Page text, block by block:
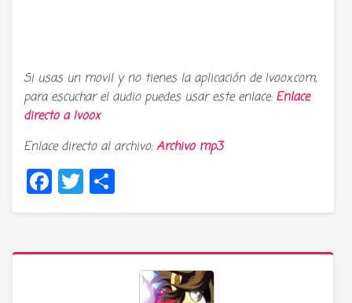
Si usas un movil y no tienes la aplicación de Ivoox.com,
para escuchar el audio puedes usar este enlace: Enlace
directo aIvoox
Enlace directo al archivo:Archivo mp3
Facebook
Twitter